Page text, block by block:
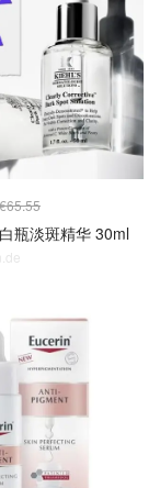
€65.55
瓶淡斑精华 30ml